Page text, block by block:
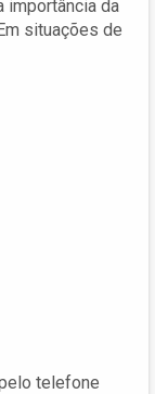
importância da
situações de
telefone